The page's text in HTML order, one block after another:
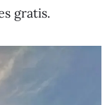
gratis.